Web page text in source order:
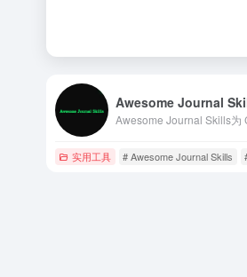
Awesome Journal
实用工具 # Awesome Journal Skills